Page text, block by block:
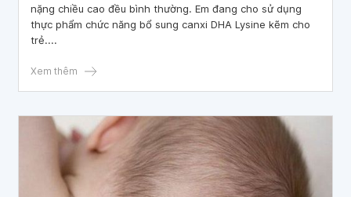
nặng chiều cao đều bình thường. Em đang cho sử dụng
thực phẩm chức năng bổ sung canxi DHA Lysine kẽm cho
trẻ....
Xem thêm